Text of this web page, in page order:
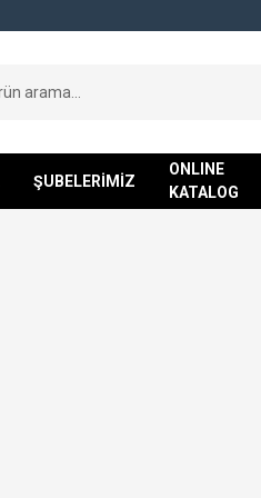
ŞUBELERİMİZ
ONLINE
KATALOG